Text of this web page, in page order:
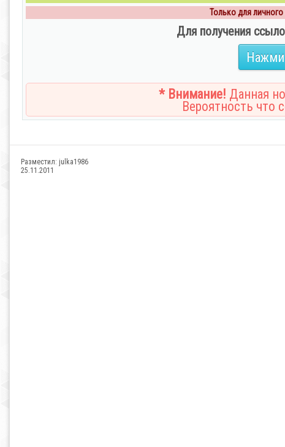
Только для
Для получения
* Внимание! Данная
Вероятность что
Разместил: julka1986
25.11.2011